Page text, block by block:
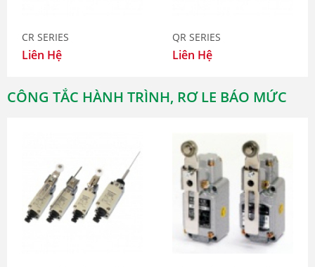
CR SERIES
Liên Hệ
QR SERIES
Liên Hệ
CÔNG TẮC HÀNH TRÌNH, RƠ LE BÁO MỨC